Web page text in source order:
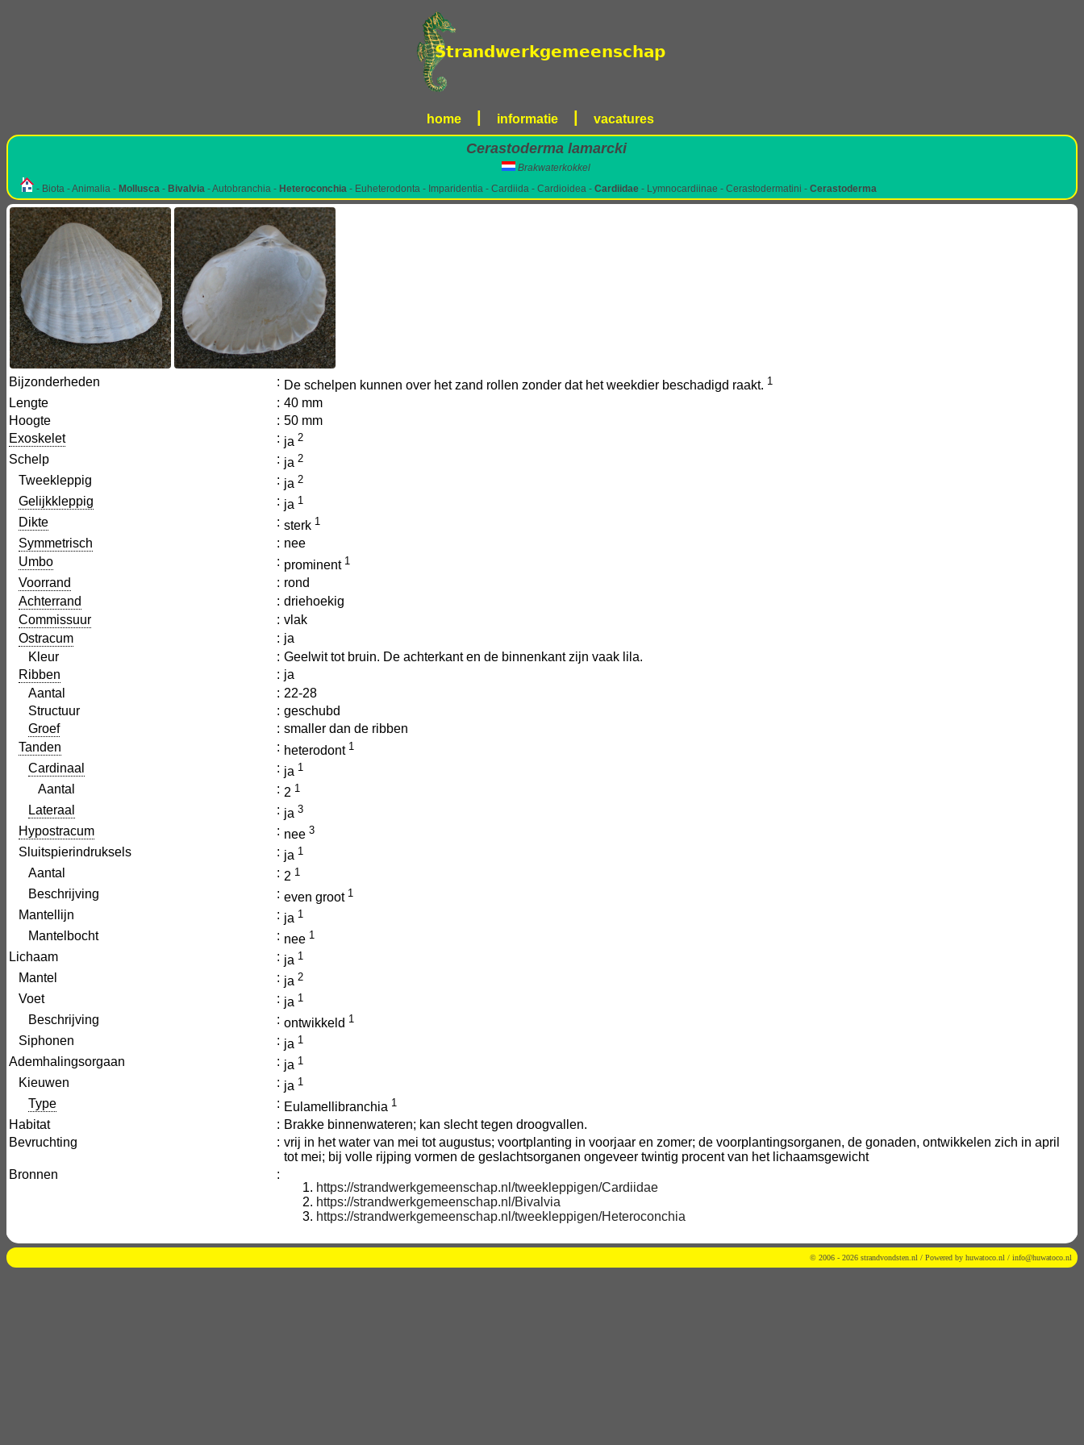
home informatie vacatures
Cerastoderma lamarcki
Brakwaterkokkel
- Biota - Animalia - Mollusca - Bivalvia - Autobranchia - Heteroconchia - Euheterodonta - Imparidentia - Cardiida - Cardioidea - Cardiidae - Lymnocardiinae - Cerastodermatini - Cerastoderma
Bijzonderheden : De schelpen kunnen over het zand rollen zonder dat het weekdier beschadigd raakt. 1
Lengte : 40 mm
Hoogte
: 50 mm
Exoskelet
: ja 2
Schelp : ja 2
Tweekleppig : ja 2
Gelijkkleppig : ja 1
Dikte : sterk 1
Symmetrisch : nee
Umbo
: prominent 1
Voorrand : rond
Achterrand
: driehoekig
Commissuur
: vlak
Ostracum
: ja
Kleur
: Geelwit tot bruin. De achterkant en de binnenkant zijn vaak lila.
Ribben
: ja
Aantal
: 22-28
Structuur
: geschubd
Groef
: smaller dan de ribben
Tanden
: heterodont 1
Cardinaal : ja 1
Aantal : 2 1
Lateraal : ja 3
Hypostracum : nee 3
Sluitspierindruksels : ja 1
Aantal : 2 1
Beschrijving : even groot 1
Mantellijn : ja 1
Mantelbocht : nee 1
Lichaam : ja 1
Mantel : ja 2
Voet : ja 1
Beschrijving : ontwikkeld 1
Siphonen : ja 1
Ademhalingsorgaan : ja 1
Kieuwen : ja 1
Type : Eulamellibranchia 1
Habitat : Brakke binnenwateren; kan slecht tegen droogvallen.
Bevruchting
: vrij in het water van mei tot augustus; voortplanting in voorjaar en zomer; de voorplantingsorganen, de gonaden, ontwikkelen zich in april
tot mei; bij volle rijping vormen de geslachtsorganen ongeveer twintig procent van het lichaamsgewicht
Bronnen
:
https://strandwerkgemeenschap.nl/tweekleppigen/Cardiidae
https://strandwerkgemeenschap.nl/Bivalvia
https://strandwerkgemeenschap.nl/tweekleppigen/Heteroconchia
© 2006 - 2026 strandvondsten.nl / Powered by huwatoco.nl / info@huwatoco.nl